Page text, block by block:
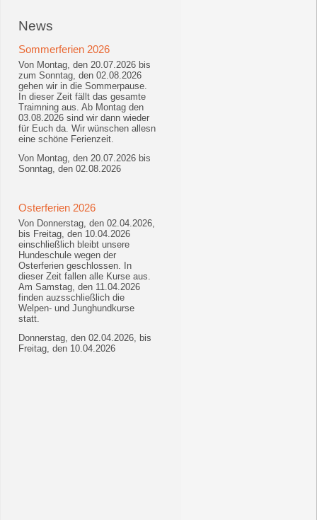
News
Sommerferien 2026
Von Montag, den 20.07.2026 bis
zum Sonntag, den 02.08.2026
gehen wir in die Sommerpause.
In dieser Zeit fällt das gesamte
Traimning aus. Ab Montag den
03.08.2026 sind wir dann wieder
für Euch da. Wir wünschen allesn
eine schöne Ferienzeit.
Von Montag, den 20.07.2026 bis
Sonntag, den 02.08.2026
Osterferien 2026
Von Donnerstag, den 02.04.2026,
bis Freitag, den 10.04.2026
einschließlich bleibt unsere
Hundeschule wegen der
Osterferien geschlossen. In
dieser Zeit fallen alle Kurse aus.
Am Samstag, den 11.04.2026
finden auzsschließlich die
Welpen- und Junghundkurse
statt.
Donnerstag, den 02.04.2026, bis
Freitag, den 10.04.2026